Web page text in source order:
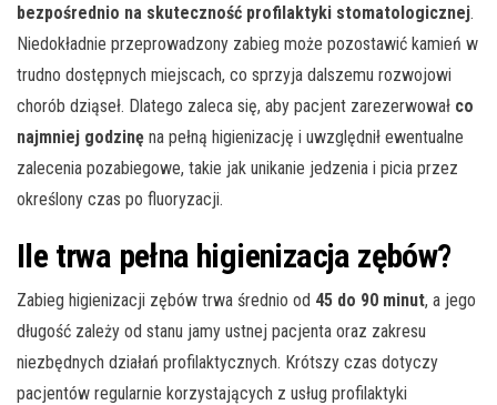
bezpośrednio na skuteczność profilaktyki stomatologicznej.
Niedokładnie przeprowadzony zabieg może pozostawić kamień w
trudno dostępnych miejscach, co sprzyja dalszemu rozwojowi
chorób dziąseł. Dlatego zaleca się, aby pacjent zarezerwował co
najmniej godzinę na pełną higienizację i uwzględnił ewentualne
zalecenia pozabiegowe, takie jak unikanie jedzenia i picia przez
określony czas po fluoryzacji.
Ile trwa pełna higienizacja zębów?
Zabieg higienizacji zębów trwa średnio od 45 do 90 minut, a jego
długość zależy od stanu jamy ustnej pacjenta oraz zakresu
niezbędnych działań profilaktycznych. Krótszy czas dotyczy
pacjentów regularnie korzystających z usług profilaktyki